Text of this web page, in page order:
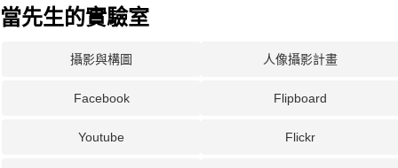
當先生的實驗室
攝影與構圖 人像攝影計畫
Facebook Flipboard
Youtube Flickr